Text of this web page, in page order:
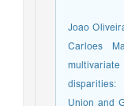
- Joao
Carloes